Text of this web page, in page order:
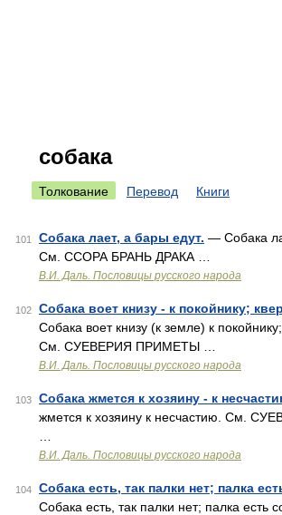
собака
Толкование Перевод Книги
101 Собака лает, а бары едут. — Собака
См. ССОРА БРАНЬ ДРАКА …
В.И. Даль. Пословицы русского народа
102 Собака воет книзу - к покойнику;
Собака воет книзу (к земле) к
См. СУЕВЕРИЯ ПРИМЕТЫ …
В.И. Даль. Пословицы русского народа
103 Собака жмется к хозяину - к
жмется к хозяину к несчастию. См.
В.И. Даль. Пословицы русского народа
104 Собака есть, так палки нет; палка
Собака есть, так палки нет; палка есть